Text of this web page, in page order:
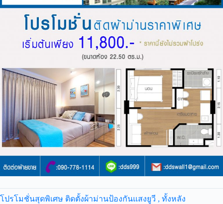
โปรโมชั่นสุดพิเศษ ติดตั้งผ้าม่านป้องกันแสงยูวี , ทั้งหลัง